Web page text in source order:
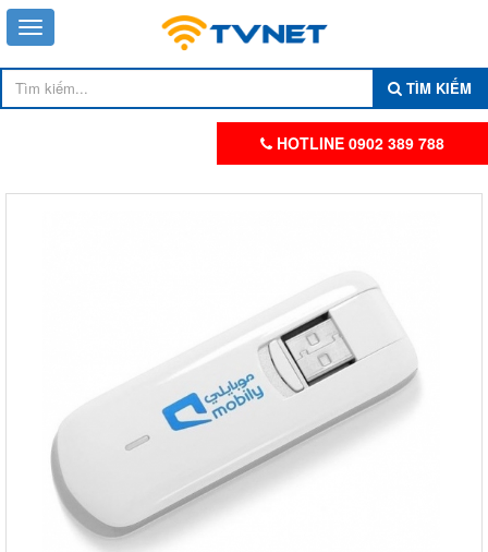
TÌM KIẾM
HOTLINE 0902 389 788